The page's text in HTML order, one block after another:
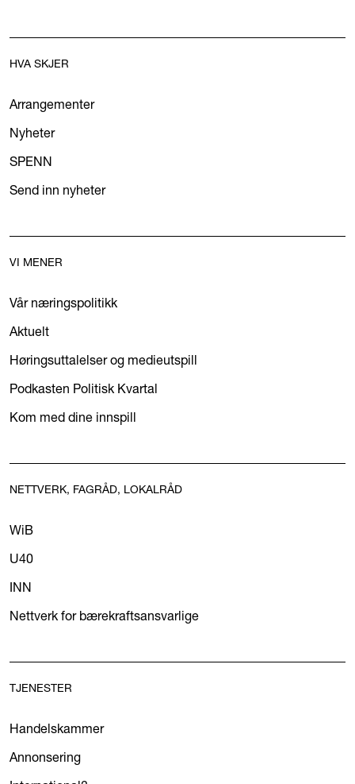
HVA SKJER
Arrangementer
Nyheter
SPENN
Send inn nyheter
VI MENER
Vår næringspolitikk
Aktuelt
Høringsuttalelser og medieutspill
Podkasten Politisk Kvartal
Kom med dine innspill
NETTVERK, FAGRÅD, LOKALRÅD
WiB
U40
INN
Nettverk for bærekraftsansvarlige
TJENESTER
Handelskammer
Annonsering